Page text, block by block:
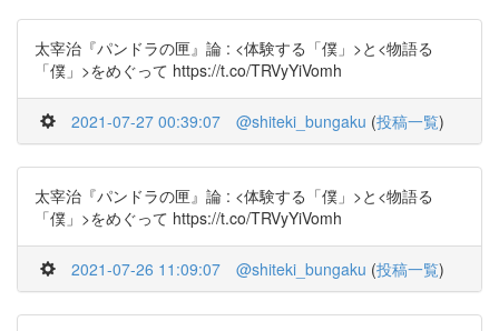
太宰治『パンドラの匣』論 : <体験する「僕」>と<物語る
「僕」>をめぐって https://t.co/TRVyYiVomh
2021-07-27 00:39:07 @shiteki_bungaku (投稿一覧)
太宰治『パンドラの匣』論 : <体験する「僕」>と<物語る
「僕」>をめぐって https://t.co/TRVyYiVomh
2021-07-26 11:09:07 @shiteki_bungaku (投稿一覧)